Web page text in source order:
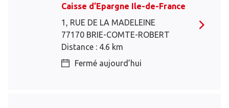
Caisse d’Epargne Ile-de-France
1, RUE DE LA MADELEINE
77170 BRIE-COMTE-ROBERT
Distance : 4.6 km
Fermé aujourd’hui